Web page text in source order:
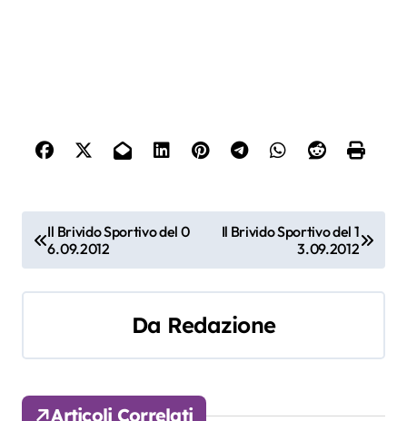
N
a
v
Il Brivido Sportivo del 0
6.09.2012
Il Brivido Sportivo del 1
3.09.2012
Da Redazione
Articoli Correlati